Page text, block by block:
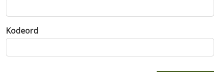
Kodeord